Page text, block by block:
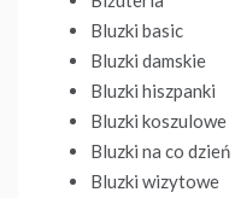
Bluzki basic
Bluzki damskie
Bluzki hiszpanki
Bluzki koszulowe
Bluzki na co dzień
Bluzki wizytowe